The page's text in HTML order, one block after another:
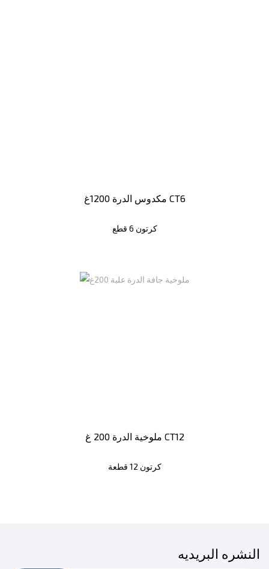
مكدوس الدرة 1200غ CT6
كرتون 6 قطع
ملوخية الدرة 200 غ CT12
كرتون 12 قطعة
النشره البريديه